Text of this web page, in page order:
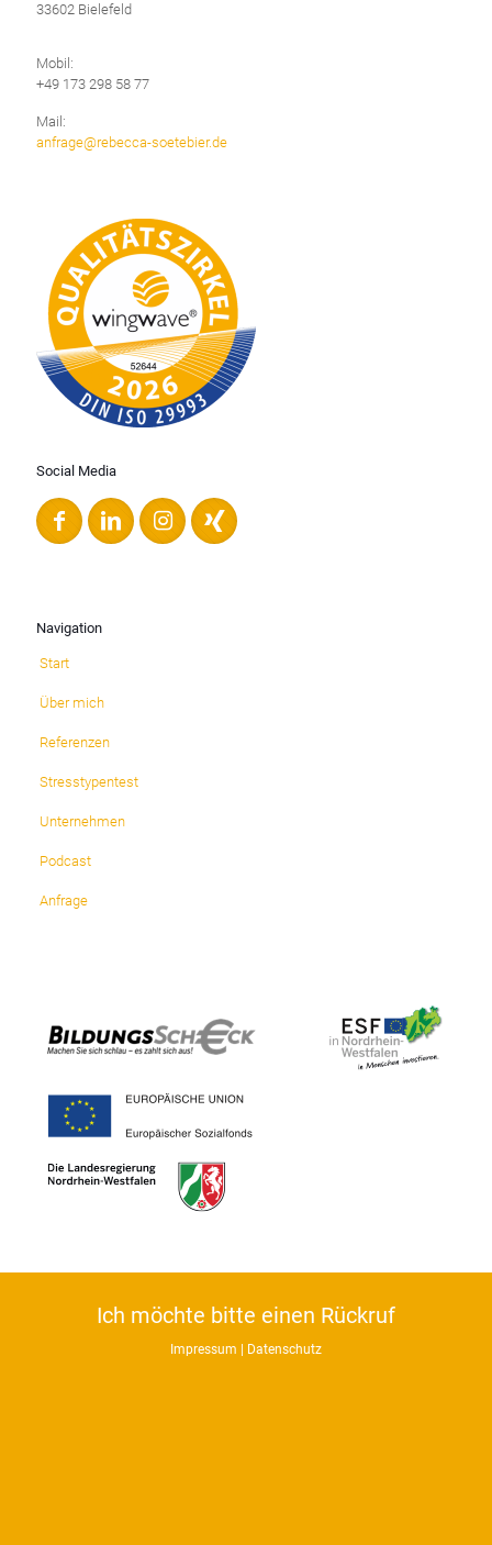
Navigation
Start
Über mich
Referenzen
Stresstypentest
Unternehmen
Podcast
Anfrage
Social Media
33602 Bielefeld
Mobil:
+49 173 298 58 77
Mail:
anfrage@rebecca-soetebier.de
Ich möchte bitte einen Rückruf
Impressum Datenschutz